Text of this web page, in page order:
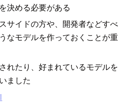
決める必要がある
サイドの方や、開発者などすべ
なモデルを作っておくことが重
れたり、好まれているモデルを
ました